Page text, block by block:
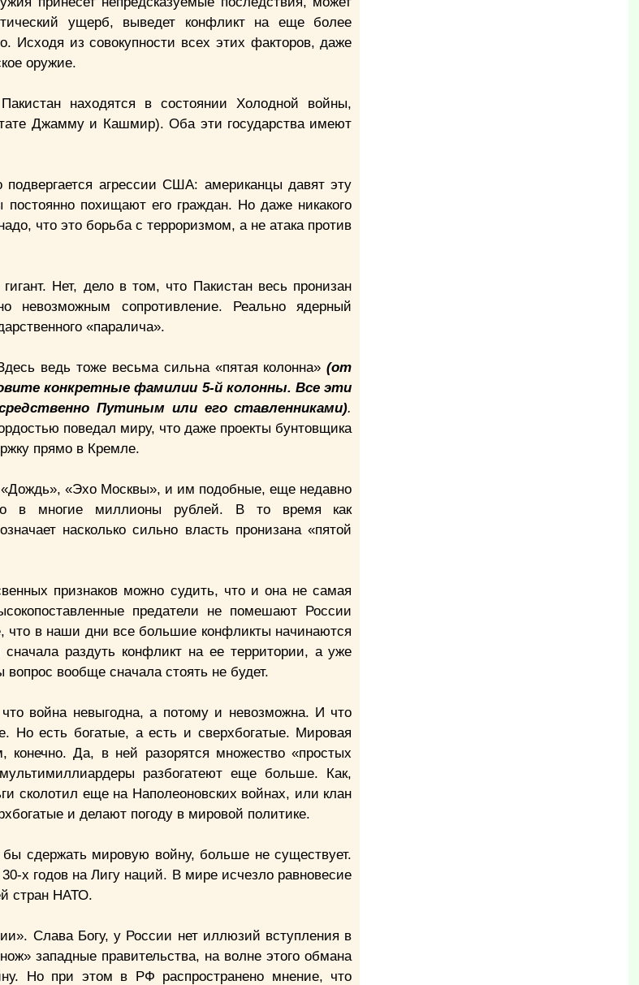
ущерб, выведет конфликт на еще более
Исходя из совокупности всех этих факторов, даже
оружие.
находятся в состоянии Холодной войны,
Джамму и Кашмир). Оба эти государства имеют
агрессии США: американцы давят эту
похищают его граждан. Но даже никакого
что это борьба с терроризмом, а не атака против
Нет, дело в том, что Пакистан весь пронизан
невозможным сопротивление. Реально ядерный
«паралича».
ведь тоже весьма сильна «пятая колонна»(от
конкретные фамилии 5-й колонны. Все эти
Путиным или его ставленниками).
поведал миру, что даже проекты бунтовщика
прямо в Кремле.
«Дождь», «Эхо Москвы», и им подобные, еще недавно
в многие миллионы рублей. В то время как
насколько сильно власть пронизана «пятой
признаков можно судить, что и она не самая
предатели не помешают России
что в наши дни все большие конфликты начинаются
раздуть конфликт на ее территории, а уже
вообще сначала стоять не будет.
война невыгодна, а потому и невозможна. И что
Но есть богатые, а есть и сверхбогатые. Мировая
Да, в ней разорятся множество «простых
разбогатеют еще больше. Как,
сколотил еще на Наполеоновских войнах, или клан
и делают погоду в мировой политике.
сдержать мировую войну, больше не существует.
х годов на Лигу наций. В мире исчезло равновесие
стран НАТО.
Слава Богу, у России нет иллюзий вступления в
западные правительства, на волне этого обмана
Но при этом в РФ распространено мнение, что